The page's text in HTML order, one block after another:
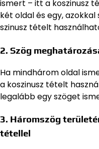
ismert – itt a koszinusz
két oldal és egy, azokkal
szinusz tételt
2. Szög
Ha mindhárom oldal
a koszinusz tételt
legalább egy szöget
3. Háromszög
tétellel